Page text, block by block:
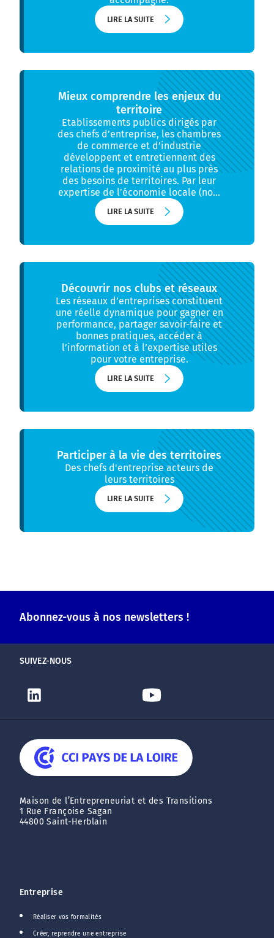
LIRE LA SUITE
Mieux comprendre les enjeux du
territoire
Etablissements publics dirigés par
des chefs d’entreprise, les chambres
de commerce et d’industrie
développent et entretiennent des
relations de proximité au plus près
des besoins de territoires. Par leur
expertise de l’économie locale (no…
LIRE LA SUITE
Découvrir nos clubs et réseaux
Les réseaux d’entreprises constituent
une réelle dynamique pour gagner en
performance, partager savoir-faire et
bonnes pratiques, accéder à
l’information et à l’expertise utiles
pour votre entreprise.
LIRE LA SUITE
Participer à la vie des territoires
Des chefs d'entreprise acteurs de
leurs territoires
LIRE LA SUITE
Abonnez-vous à nos newsletters !
SUIVEZ-NOUS
Maison de l’Entrepreneuriat et des Transitions
1 Rue Françoise Sagan
44800 Saint-Herblain
Entreprise
Réaliser vos formalités
Créer, reprendre une entreprise